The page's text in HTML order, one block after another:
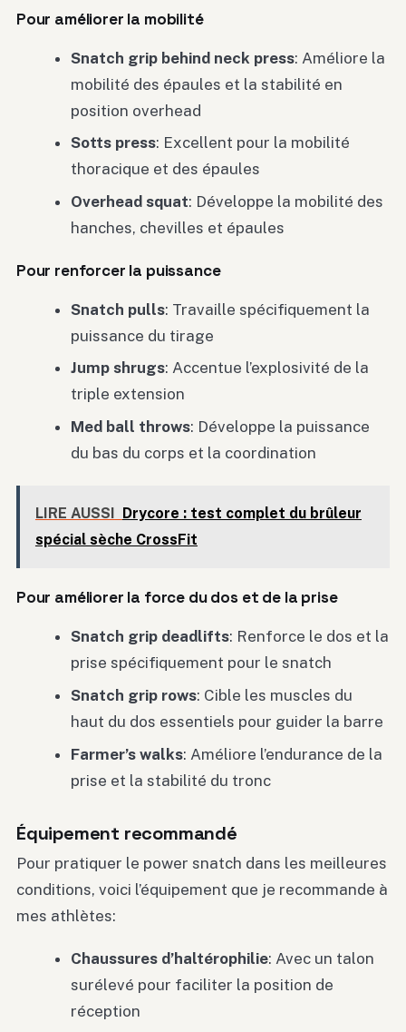
Pour améliorer la mobilité
Snatch grip behind neck press: Améliore la
mobilité des épaules et la stabilité en
position overhead
Sotts press: Excellent pour la mobilité
thoracique et des épaules
Overhead squat: Développe la mobilité des
hanches, chevilles et épaules
Pour renforcer la puissance
Snatch pulls: Travaille spécifiquement la
puissance du tirage
Jump shrugs: Accentue l’explosivité de la
triple extension
Med ball throws: Développe la puissance
du bas du corps et la coordination
LIRE AUSSI
Drycore : test complet du brûleur
spécial sèche CrossFit
Pour améliorer la force du dos et de la prise
Snatch grip deadlifts: Renforce le dos et la
prise spécifiquement pour le snatch
Snatch grip rows: Cible les muscles du
haut du dos essentiels pour guider la barre
Farmer’s walks: Améliore l’endurance de la
prise et la stabilité du tronc
Équipement recommandé
Pour pratiquer le power snatch dans les meilleures
conditions, voici l’équipement que je recommande à
mes athlètes:
Chaussures d’haltérophilie: Avec un talon
surélevé pour faciliter la position de
réception